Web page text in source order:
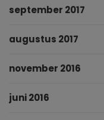
september 2017
augustus 2017
november 2016
juni 2016